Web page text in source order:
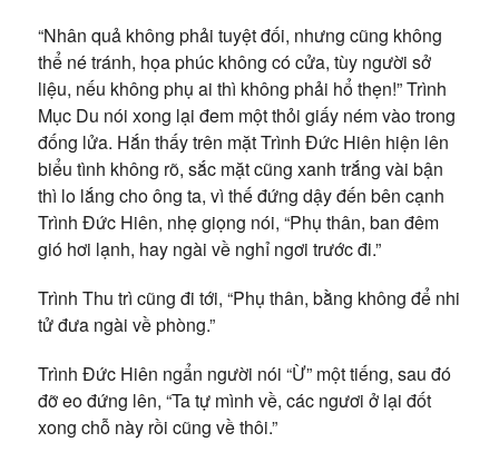
“Nhân quả không phải tuyệt đối, nhưng cũng không
thể né tránh, họa phúc không có cửa, tùy người sở
liệu, nếu không phụ ai thì không phải hổ thẹn!” Trình
Mục Du nói xong lại đem một thỏi giấy ném vào trong
đống lửa. Hắn thấy trên mặt Trình Đức Hiên hiện lên
biểu tình không rõ, sắc mặt cũng xanh trắng vài bận
thì lo lắng cho ông ta, vì thế đứng dậy đến bên cạnh
Trình Đức Hiên, nhẹ giọng nói, “Phụ thân, ban đêm
gió hơi lạnh, hay ngài về nghỉ ngơi trước đi.”
Trình Thu trì cũng đi tới, “Phụ thân, bằng không để nhi
tử đưa ngài về phòng.”
Trình Đức Hiên ngẩn người nói “Ừ” một tiếng, sau đó
đỡ eo đứng lên, “Ta tự mình về, các ngươi ở lại đốt
xong chỗ này rồi cũng về thôi.”